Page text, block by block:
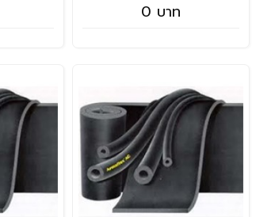
0 บาท